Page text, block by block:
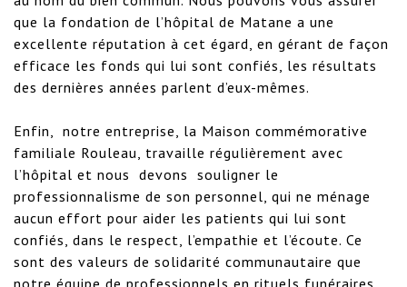
que la fondation de l’hôpital de Matane a une
excellente réputation à cet égard, en gérant de façon
efficace les fonds qui lui sont confiés, les résultats
des dernières années parlent d’eux-mêmes.
Enfin,  notre entreprise, la Maison commémorative
familiale Rouleau, travaille régulièrement avec
l’hôpital et nous  devons  souligner le
professionnalisme de son personnel, qui ne ménage
aucun effort pour aider les patients qui lui sont
confiés, dans le respect, l’empathie et l’écoute. Ce
sont des valeurs de solidarité communautaire que